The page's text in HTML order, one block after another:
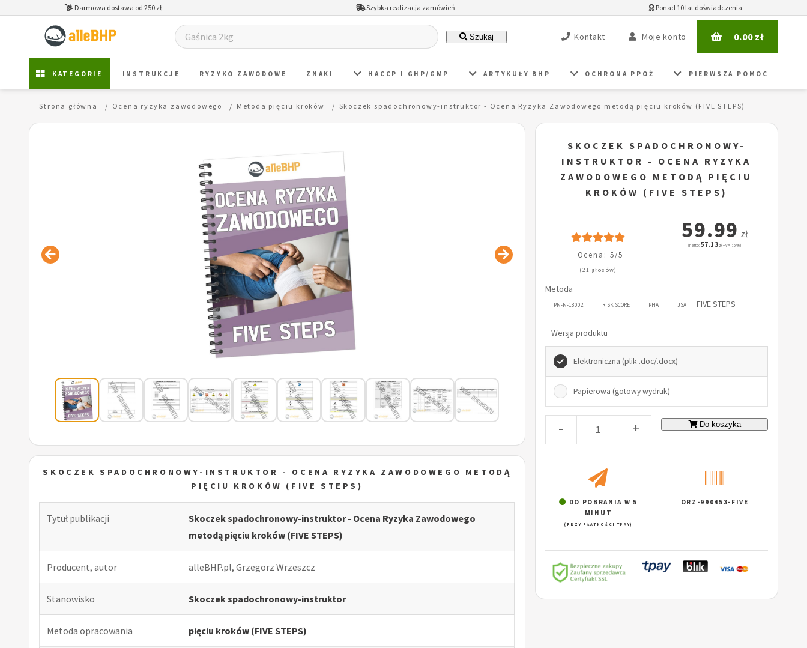
Darmowa dostawa od 250 zł Szybka realizacja zamówień Ponad 10 lat doświadczenia
Szukaj Kontakt Moje konto 0.00zł
KATEGORIE INSTRUKCJE RYZYKO ZAWODOWE ZNAKI HACCP I GHP/GMP ARTYKUŁY BHP OCHRONA PPOŻ PIERWSZA POMOC
Strona główna Ocena ryzyka zawodowego Metoda pięciu kroków Skoczek spadochronowy-instruktor - Ocena Ryzyka Zawodowego metodą pięciu kroków (FIVE STEPS)
SKOCZEK SPADOCHRONOWY-INSTRUKTOR - OCENA RYZYKA ZAWODOWEGO METODĄ
PIĘCIU KROKÓW (FIVE STEPS)
Tytuł publikacji
Skoczek spadochronowy-instruktor - Ocena Ryzyka Zawodowego
metodą pięciu kroków (FIVE STEPS)
Producent, autor alleBHP.pl, Grzegorz Wrzeszcz
Stanowisko Skoczek spadochronowy-instruktor
Metoda opracowania pięciu kroków (FIVE STEPS)
SKOCZEK SPADOCHRONOWY-
INSTRUKTOR - OCENA RYZYKA
ZAWODOWEGO METODĄ PIĘCIU
KROKÓW (FIVE STEPS)
Ocena: 5/5
(21 głosów)
59.99 zł
(netto:57.13 zł + VAT: 5%)
Metoda
PN-N-18002 RISK SCORE PHA JSA FIVE STEPS
Wersja produktu
Elektroniczna (plik .doc/.docx)
Papierowa (gotowy wydruk)
- + Do koszyka
DO POBRANIA W 5
MINUT
(PRZY PŁATNOŚCI TPAY)
ORZ-990453-FIVE